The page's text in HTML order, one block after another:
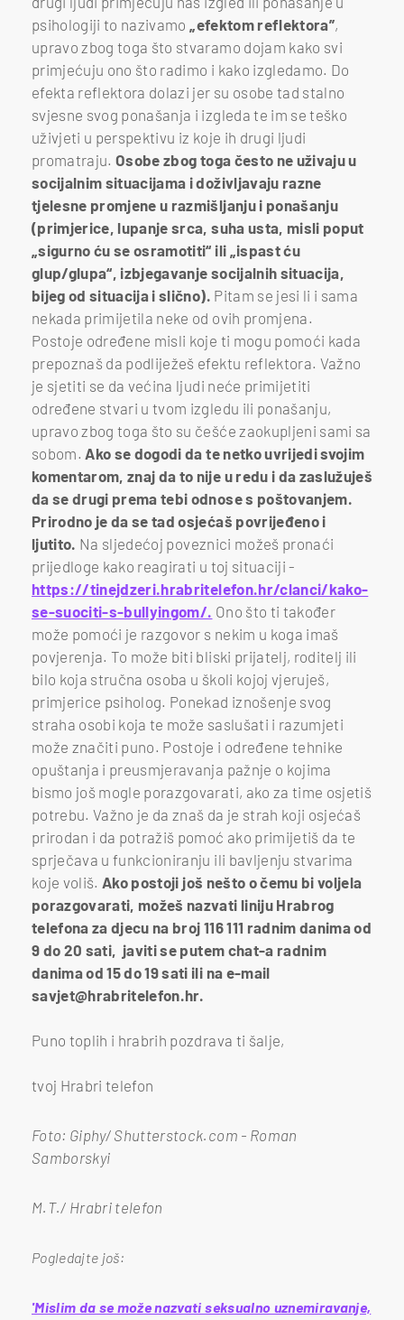
psihologiji to nazivamo „efektom reflektora”,
upravo zbog toga što stvaramo dojam kako svi
primjećuju ono što radimo i kako izgledamo. Do
efekta reflektora dolazi jer su osobe tad stalno
svjesne svog ponašanja i izgleda te im se teško
uživjeti u perspektivu iz koje ih drugi ljudi
promatraju.Osobe zbog toga često ne uživaju u
socijalnim situacijama i doživljavaju razne
tjelesne promjene u razmišljanju i ponašanju
(primjerice, lupanje srca, suha usta, misli poput
„sigurno ću se osramotiti“ ili „ispast ću
glup/glupa“, izbjegavanje socijalnih situacija,
bijeg od situacija i slično). Pitam se jesi li i sama
nekada primijetila neke od ovih promjena.
Postoje određene misli koje ti mogu pomoći kada
prepoznaš da podliježeš efektu reflektora. Važno
je sjetiti se da većina ljudi neće primijetiti
određene stvari u tvom izgledu ili ponašanju,
upravo zbog toga što su češće zaokupljeni sami sa
sobom. Ako se dogodi da te netko uvrijedi svojim
komentarom, znaj da to nije u redu i da zaslužuješ
da se drugi prema tebi odnose s poštovanjem.
Prirodno je da se tad osjećaš povrijeđeno i
ljutito. Na sljedećoj poveznici možeš pronaći
prijedloge kako reagirati u toj situaciji -
https://tinejdzeri.hrabritelefon.hr/clanci/kako-
se-suociti-s-bullyingom/. Ono što ti također
može pomoći je razgovor s nekim u koga imaš
povjerenja. To može biti bliski prijatelj, roditelj ili
bilo koja stručna osoba u školi kojoj vjeruješ,
primjerice psiholog. Ponekad iznošenje svog
straha osobi koja te može saslušati i razumjeti
može značiti puno. Postoje i određene tehnike
opuštanja i preusmjeravanja pažnje o kojima
bismo još mogle porazgovarati, ako za time osjetiš
potrebu. Važno je da znaš da je strah koji osjećaš
prirodan i da potražiš pomoć ako primijetiš da te
sprječava u funkcioniranju ili bavljenju stvarima
koje voliš. Ako postoji još nešto o čemu bi voljela
porazgovarati, možeš nazvati liniju Hrabrog
telefona za djecu na broj 116 111 radnim danima od
9 do 20 sati, javiti se putem chat-a radnim
danima od 15 do 19 sati ili na e-mail
savjet@hrabritelefon.hr.
Puno toplih i hrabrih pozdrava ti šalje,
tvoj Hrabri telefon
Foto: Giphy/ Shutterstock.com - Roman
Samborskyi
M.T./ Hrabri telefon
Pogledajte još:
'Mislim da se može nazvati seksualno uznemiravanje,